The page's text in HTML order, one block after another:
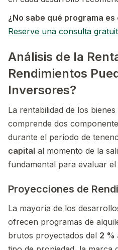
¿No sabe qué programa
Reserve una consulta
Análisis de la
Rendimientos
Inversores?
La rentabilidad de los
comprende dos
durante el período de
capital al momento de la
fundamental para evaluar
Proyecciones de
La mayoría de los
ofrecen programas de
brutos proyectados del 2 %